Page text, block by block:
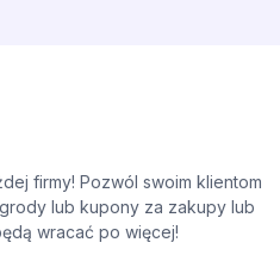
firmy! Pozwól swoim klientom
lub kupony za zakupy lub
wracać po więcej!